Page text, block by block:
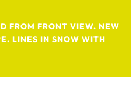
FROM FRONT VIEW. NEW
LINES IN SNOW WITH